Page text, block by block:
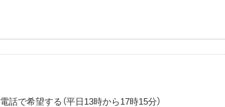
電話で希望する（平日13時から17時15分）